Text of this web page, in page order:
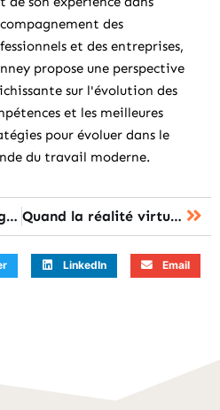
des
et des entreprises,
propose une perspective
sur l'évolution des
et les meilleures
pour évoluer dans le
du travail moderne.
Devenez expert en ligne : formations pour transformer votre carrière Quand la réalité virtuelle révolutionne la salle de classe
LinkedIn Email